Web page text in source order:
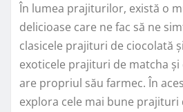
În lumea prajiturilor, există o
delicioase care ne fac să ne
clasicele prajituri de ciocolată
exoticele prajituri de matcha
are propriul său farmec. În
explora cele mai bune prajituri